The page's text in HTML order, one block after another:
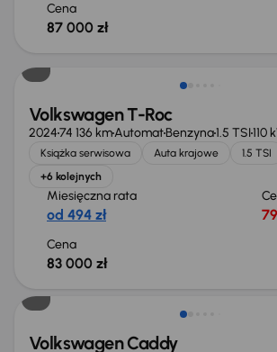
Cena
87 000 zł
Volkswagen T-Roc
202474 136 kmAutomatBenzyna1.5 TSI110
Książka serwisowa Auta krajowe 1.5 TSI
+6 kolejnych
Miesięczna rata
od 494 zł
Cena
83 000 zł
Volkswagen Caddy